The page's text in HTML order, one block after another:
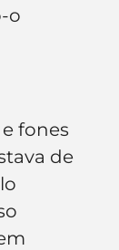
o
fones
de